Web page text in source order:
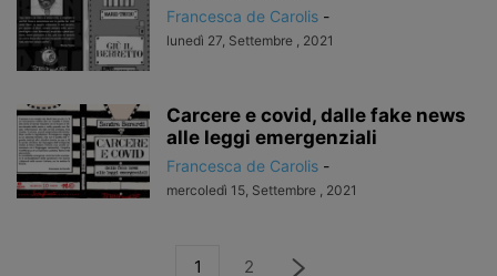
Francesca de Carolis -
lunedì 27, Settembre , 2021
Carcere e covid, dalle fake news
alle leggi emergenziali
Francesca de Carolis -
mercoledì 15, Settembre , 2021
1 2